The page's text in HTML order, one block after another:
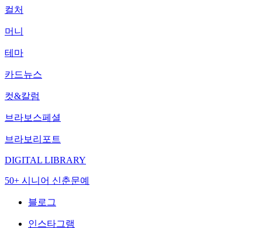
컬처
머니
테마
카드뉴스
컷&칼럼
브라보스페셜
브라보리포트
DIGITAL LIBRARY
50+ 시니어 신춘문예
블로그
인스타그램